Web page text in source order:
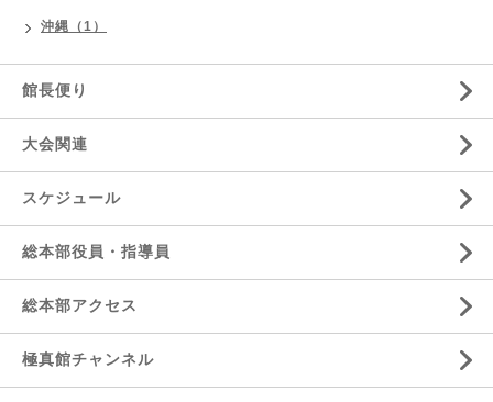
沖縄（1）
館長便り
大会関連
スケジュール
総本部役員・指導員
総本部アクセス
極真館チャンネル